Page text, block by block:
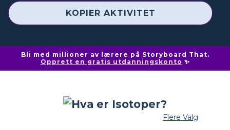
KOPIER AKTIVITET
Bli med millioner av lærere på Storyboard That.
Opprett en gratis utdanningskonto ✨
Flere Valg